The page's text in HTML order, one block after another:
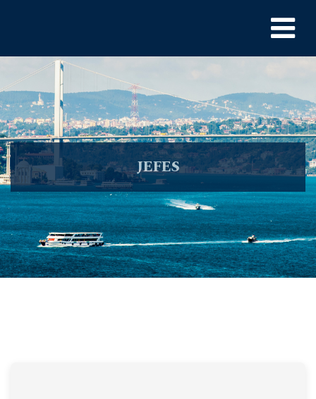
JEFES
Kiralık Tekne>Yachts>Motoryatlar> JEFES